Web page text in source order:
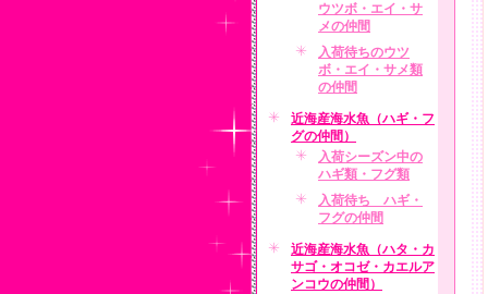
ウツボ・エイ・サ
メの仲間
入荷待ちのウツ
ボ・エイ・サメ類
の仲間
近海産海水魚（ハギ・フ
グの仲間）
入荷シーズン中の
ハギ類・フグ類
入荷待ち ハギ・
フグの仲間
近海産海水魚（ハタ・カ
サゴ・オコゼ・カエルア
ンコウの仲間）